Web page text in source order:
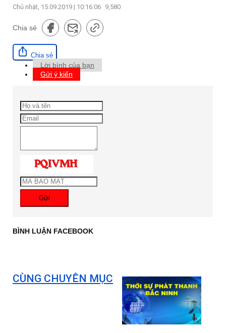
Chủ nhật, 15.09.2019 | 10:16:06 9,580
Chia sẻ
Chia sẻ
Lời bình của bạn
Gửi ý kiến
Gửi
BÌNH LUẬN FACEBOOK
CÙNG CHUYÊN MỤC